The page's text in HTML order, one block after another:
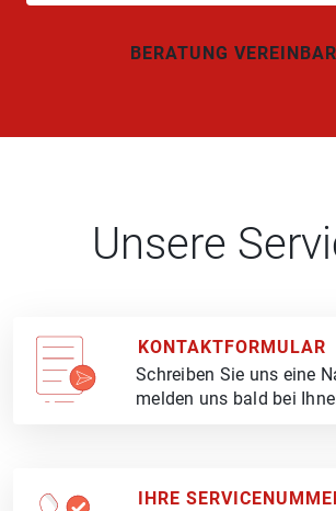
BERATUNG
Unsere
KONTAKTFORMULAR
Schreiben Sie uns eine
melden uns bald bei
IHRE